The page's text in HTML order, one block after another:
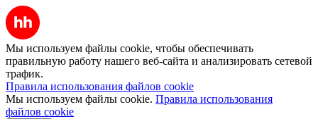
Мы используем файлы cookie, чтобы обеспечивать
правильную работу нашего веб-сайта и анализировать сетевой
трафик.
Правила использования файлов cookie
Мы используем файлы cookie. Правила использования
файлов cookie